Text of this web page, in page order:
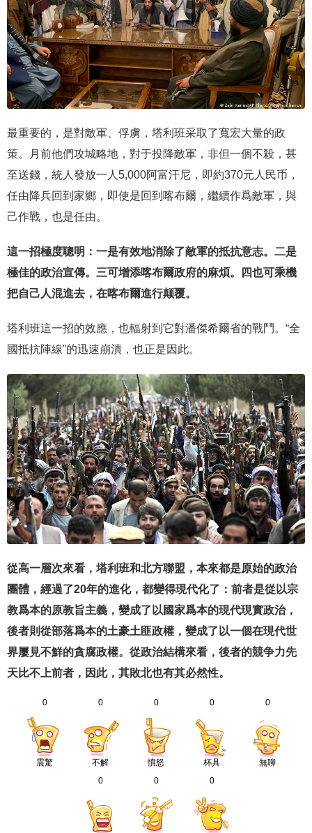
最重要的，是對敵軍、俘虜，塔利班采取了寬宏大量的政
策。月前他們攻城略地，對于投降敵軍，非但一個不殺，甚
至送錢，統人發放一人5,000阿富汗尼，即約370元人民币，
任由降兵回到家鄉，即使是回到喀布爾，繼續作爲敵軍，與
己作戰，也是任由。
這一招極度聰明：一是有效地消除了敵軍的抵抗意志。二是
極佳的政治宣傳。三可增添喀布爾政府的麻煩。四也可乘機
把自己人混進去，在喀布爾進行颠覆。
塔利班這一招的效應，也輻射到它對潘傑希爾省的戰鬥。“全
國抵抗陣線”的迅速崩潰，也正是因此。
從高一層次來看，塔利班和北方聯盟，本來都是原始的政治
團體，經過了20年的進化，都變得現代化了：前者是從以宗
教爲本的原教旨主義，變成了以國家爲本的現代現實政治，
後者則從部落爲本的土豪土匪政權，變成了以一個在現代世
界屢見不鮮的貪腐政權。從政治結構來看，後者的競争力先
天比不上前者，因此，其敗北也有其必然性。
0
震驚
0
不解
0
憤怒
0
杯具
0
無聊
0
0 0